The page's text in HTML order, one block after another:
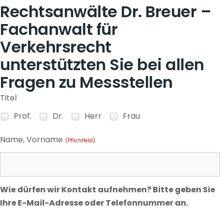
Rechtsanwälte Dr. Breuer –
Fachanwalt für
Verkehrsrecht
unterstützten Sie bei allen
Fragen zu Messstellen
Titel
Prof.
Dr. Herr Frau
Name, Vorname (Pflichtfeld)
Wie dürfen wir Kontakt aufnehmen? Bitte geben Sie
Ihre E-Mail-Adresse oder Telefonnummer an.